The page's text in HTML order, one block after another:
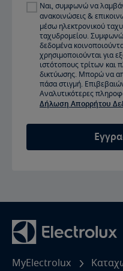
Ναι, συμφωνώ να
ανακοινώσεις &
μέσω ηλεκτρονικού
ταχυδρομείου.
δεδομένα
χρησιμοποιούνται για
ιστότοπους τρίτων και
δικτύωσης. Μπορώ να
πάσα στιγμή.
Αναλυτικότερες
Δήλωση Απορρήτου
MyElectrolux